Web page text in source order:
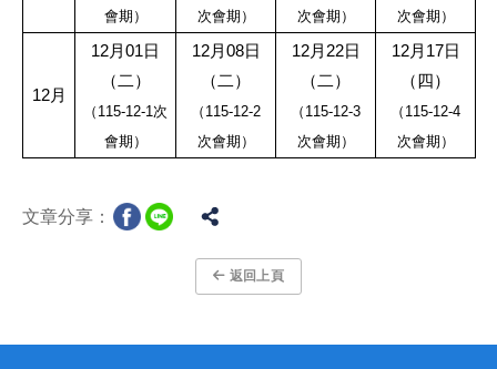
會期）
次會期）
次會期）
次會期）
12月
12月01日
（二）
（ 115-12-1次
會期）
12月08日
（二）
（ 115-12-2
次會期）
12月 22日
（二）
（ 115-12-3
次會期）
12月 17日
（四）
（ 115-12-4
次會期）
文章分享：
返回上頁